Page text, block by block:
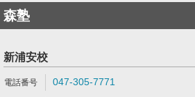
森塾
新浦安校
047-305-7771